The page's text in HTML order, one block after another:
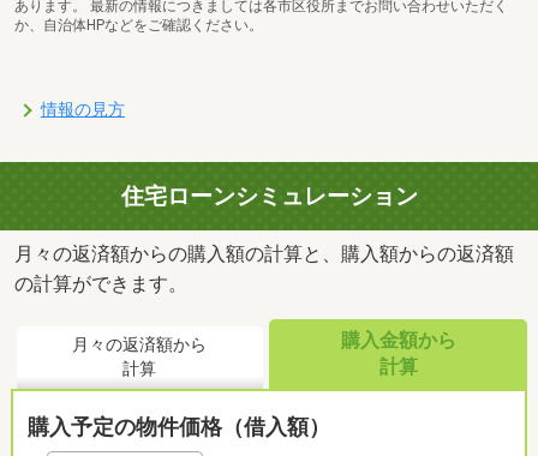
あります。 最新の情報につきましては各市区役所までお問い合わせいただく
か、自治体HPなどをご確認ください。
情報の見方
住宅ローンシミュレーション
月々の返済額からの購入額の計算と、購入額からの返済額
の計算ができます。
月々の返済額から
計算
購入金額から
計算
購入予定の物件価格（借入額）